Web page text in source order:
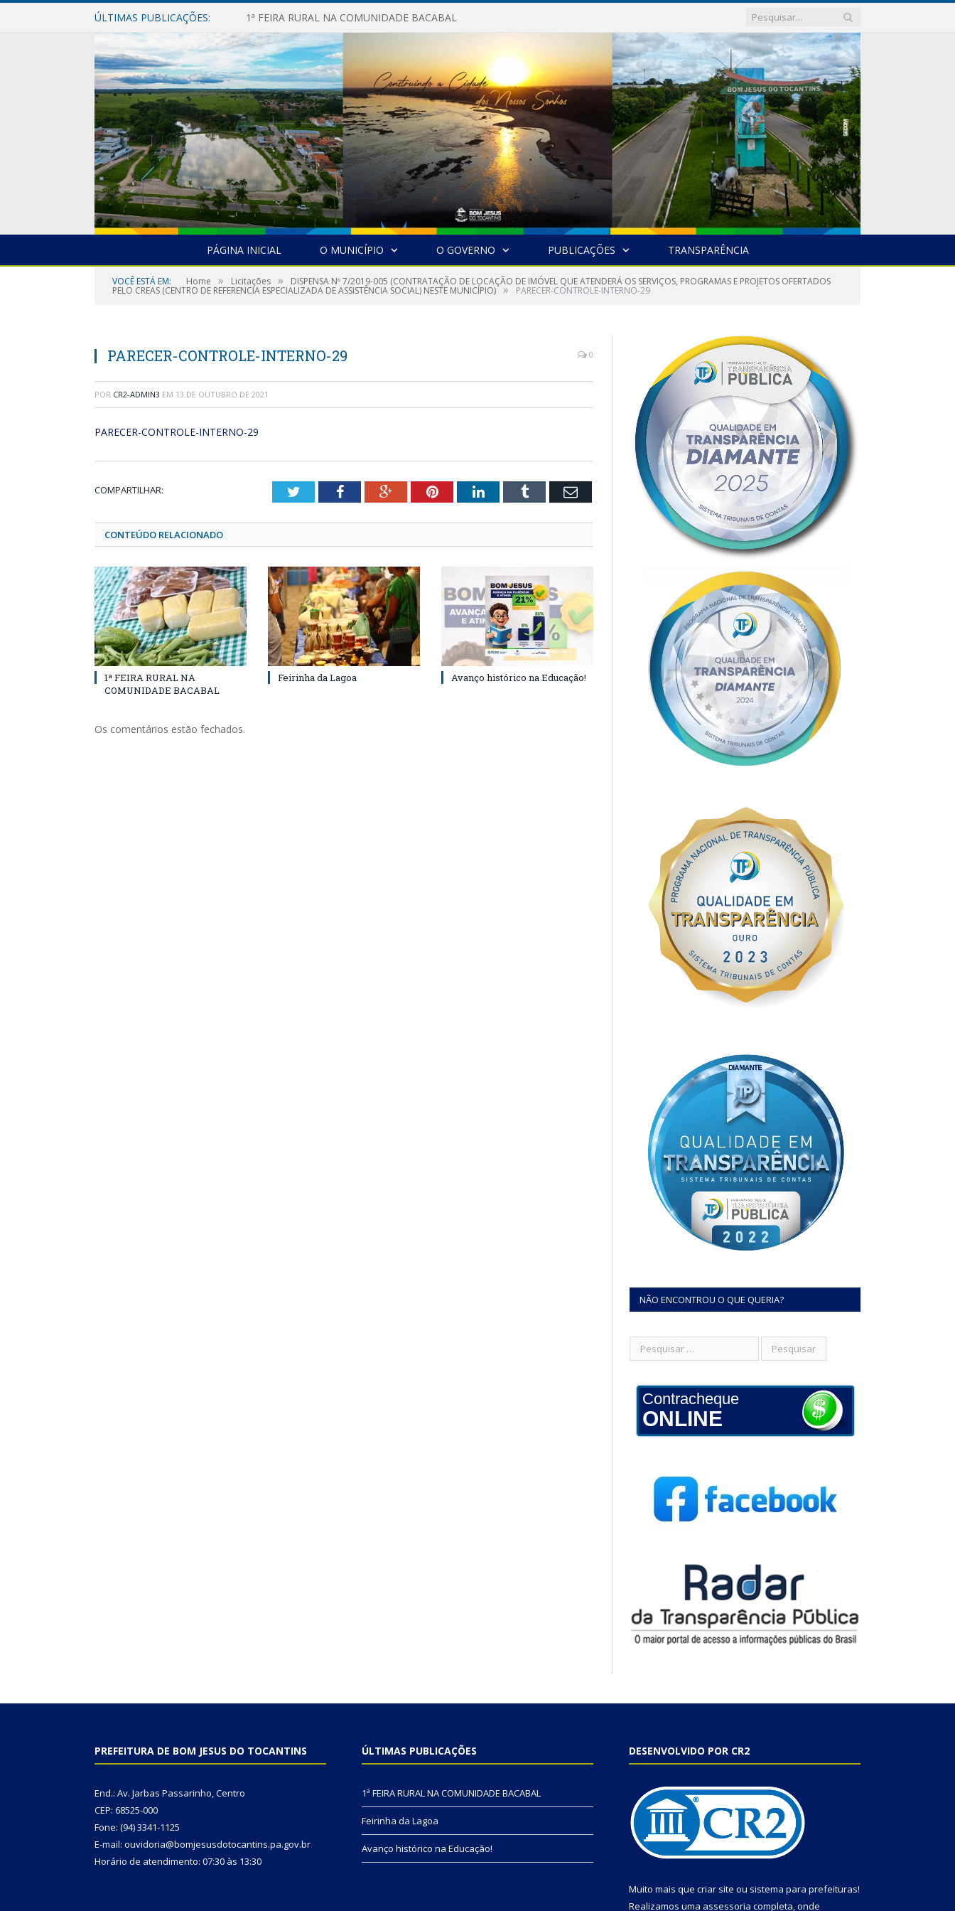
ÚLTIMAS PUBLICAÇÕES: 1ª FEIRA RURAL NA COMUNIDADE BACABAL
PÁGINA INICIAL O MUNICÍPIO O GOVERNO PUBLICAÇÕES TRANSPARÊNCIA
VOCÊ ESTÁ EM: Home » Licitações » DISPENSA Nº 7/2019-005 (CONTRATAÇÃO DE LOCAÇÃO DE IMÓVEL QUE ATENDERÁ OS SERVIÇOS, PROGRAMAS E PROJETOS OFERTADOS
PELO CREAS (CENTRO DE REFERENCIA ESPECIALIZADA DE ASSISTÊNCIA SOCIAL) NESTE MUNICÍPIO) » PARECER-CONTROLE-INTERNO-29
PARECER-CONTROLE-INTERNO-29 0
POR CR2-ADMIN3 EM 13 DE OUTUBRO DE 2021
PARECER-CONTROLE-INTERNO-29
COMPARTILHAR: TwitterFacebookGoogle+PinterestLinkedInTumblr Email
CONTEÚDO RELACIONADO
1ª FEIRA RURAL NA
COMUNIDADE BACABAL
Feirinha da Lagoa Avanço histórico na Educação!
Os comentários estão fechados.
NÃO ENCONTROU O QUE QUERIA?
Contracheque
ONLINE
PREFEITURA DE BOM JESUS DO TOCANTINS
End.: Av. Jarbas Passarinho, Centro
CEP: 68525-000
Fone: (94) 3341-1125
E-mail: ouvidoria@bomjesusdotocantins.pa.gov.br
Horário de atendimento: 07:30 às 13:30
ÚLTIMAS PUBLICAÇÕES
1ª FEIRA RURAL NA COMUNIDADE BACABAL
Feirinha da Lagoa
Avanço histórico na Educação!
DESENVOLVIDO POR CR2
Muito mais que criar site ou sistema para prefeituras!
Realizamos uma assessoria completa, onde